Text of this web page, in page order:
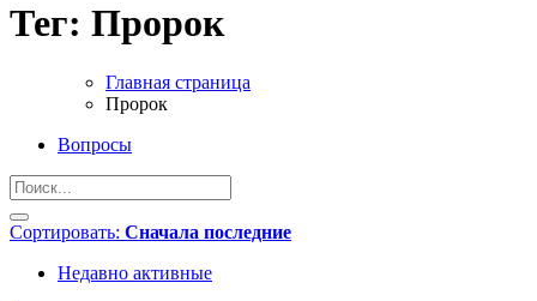
Тег: Пророк
Главная страница
Пророк
Вопросы
Сортировать: Сначала последние
Недавно активные